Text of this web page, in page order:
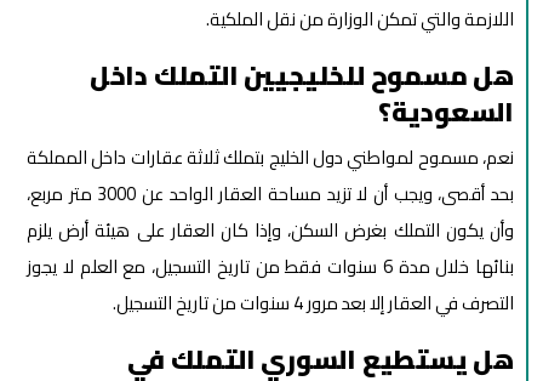
اللازمة والتي تمكن الوزارة من نقل الملكية.
هل مسموح للخليجيين التملك داخل
السعودية؟
نعم، مسموح لمواطني دول الخليج بتملك ثلاثة عقارات داخل المملكة
بحد أقصى، ويجب أن لا تزيد مساحة العقار الواحد عن 3000 متر مربع،
وأن يكون التملك بغرض السكن، وإذا كان العقار على هيئة أرض يلزم
بنائها خلال مدة 6 سنوات فقط من تاريخ التسجيل، مع العلم لا يجوز
التصرف في العقار إلا بعد مرور 4 سنوات من تاريخ التسجيل.
هل يستطيع السوري التملك في